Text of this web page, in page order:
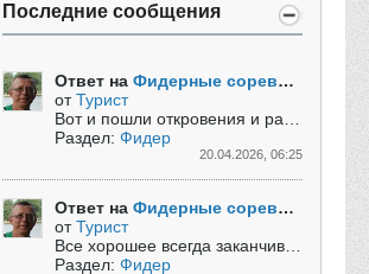
Последние сообщения
Ответ на Фидерные соревнования за рубежом
отТурист
Раздел: Фидер
20.04.2026, 06:25
Ответ на Фидерные соревнования за рубежом
отТурист
Раздел: Фидер